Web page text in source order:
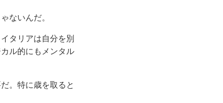
ないんだ。
タリアは自分を別
ル的にもメンタル
。特に歳を取ると